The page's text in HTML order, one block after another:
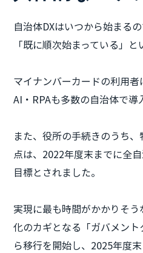
自治体DXはいつから始まる
「既に順次始まっている」と
マイナンバーカードの利用者
AI・RPAも多数の自治体で導
また、役所の手続きのうち
点は、2022年度末までに全
目標とされました。
実現に最も時間がかかりそ
化のカギとなる「ガバメン
ら移行を開始し、2025年度